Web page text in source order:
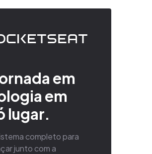
em
em
lugar.
completo para
junto com a